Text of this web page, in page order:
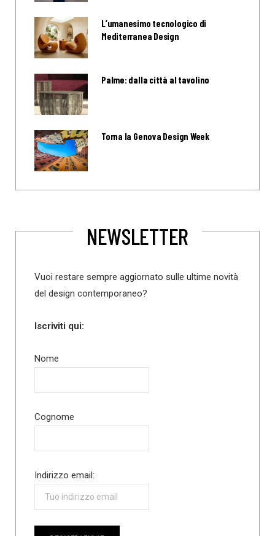
L’umanesimo tecnologico di
Mediterranea Design
Palme: dalla città al tavolino
Torna la Genova Design Week
NEWSLETTER
Vuoi restare sempre aggiornato sulle ultime novità
del design contemporaneo?
Iscriviti qui:
Nome
Cognome
Indirizzo email: